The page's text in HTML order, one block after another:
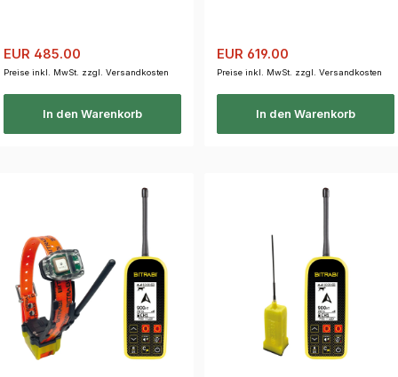
Verkaufspreis:
EUR 485.00
Preise inkl. MwSt. zzgl. Versandkosten
In den Warenkorb
Verkaufspreis:
EUR 619.00
Preise inkl. MwSt. zzgl. Versandkosten
In den Warenkorb